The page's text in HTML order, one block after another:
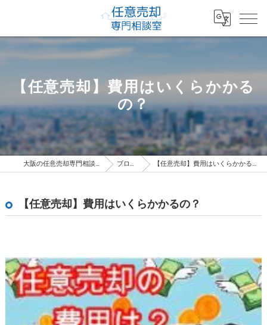
【任意売却】費用はいくらかかる
の？
大阪の任意売却専門相談室 ブログ 【任意売却】費用はいくらかかるの？
【任意売却】費用はいくらかかるの？